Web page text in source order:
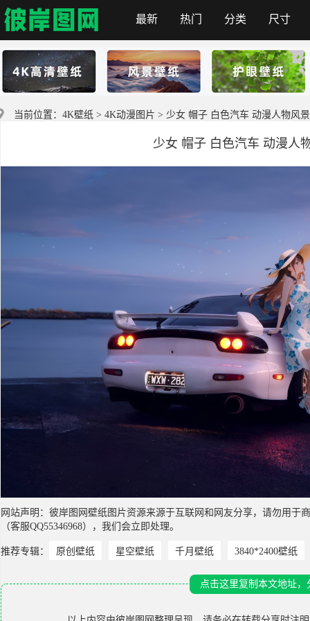
彼岸图网
最新 热门 分类 尺寸
当前位置： 4K壁纸 > 4K动漫图片 > 少女 帽子 白色汽车 动漫人物风
少女 帽子 白色汽车 动漫人
网站声明：彼岸图网壁纸图片资源来源于互联网和网友分享，请勿用
（客服QQ55346968），我们会立即处理。
推荐专辑： 原创壁纸 星空壁纸 千月壁纸 3840*2400壁纸
点击这里复制本文地址